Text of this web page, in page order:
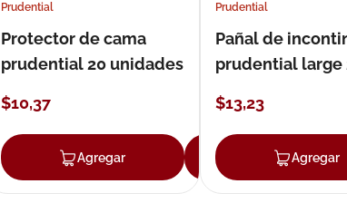
Agregar
Prudential
Protector de cama
prudential 20 unidades
$10,37
Agregar Agregar
Prudential
Pañal de
prudential large
$13,23
Agregar